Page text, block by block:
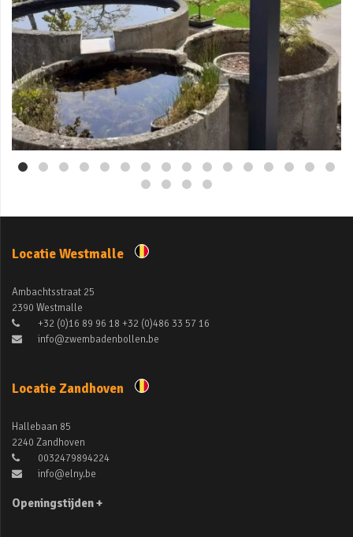
Mei 3
Locatie Westmalle
Ambachtsstraat 25
2390 Westmalle
+32 (0)16 89 96 18 +32 (0)486 33 57 16
info@zwembadenbollen.be
Locatie Zandhoven
Hallebaan 85
2240 Zandhoven
0032479894224
info@elny.be
Openingstijden +